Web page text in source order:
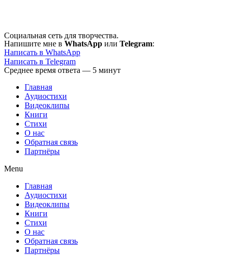
Социальная сеть для творчества.
Напишите мне в WhatsApp или Telegram:
Написать в WhatsApp
Написать в Telegram
Среднее время ответа — 5 минут
Главная
Аудиостихи
Видеоклипы
Книги
Стихи
О нас
Обратная связь
Партнёры
Menu
Главная
Аудиостихи
Видеоклипы
Книги
Стихи
О нас
Обратная связь
Партнёры